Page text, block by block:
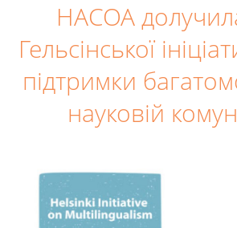
НАСОА
Гельсінської
підтримки
науковій